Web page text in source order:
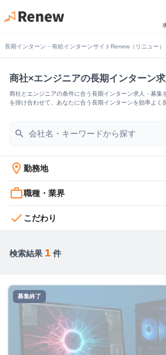
長期インターン・有給インターンサイトRenew（リニュー）
商社×エンジニアの長期インターン
商社とエンジニアの条件に合う長期インターン求人・募集
を掛け合わせて、あなたに合う長期インターンを効率よく
search
location_on 勤務地
work_outline職種・業界
check こだわり
検索結果 1 件
募集終了